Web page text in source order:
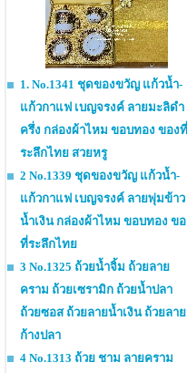
1. No.1341 ชุดของขวัญ แก้วน้ำ-
แก้วกาแฟ เบญจรงค์ ลายมะลิดำ
ครึ่ง กล่องผ้าไหม ขอบทอง ของที่
ระลึกไทย สวยหรู
2 No.1339 ชุดของขวัญ แก้วน้ำ-
แก้วกาแฟ เบญจรงค์ ลายพุ่มข้าว
น้ำเงิน กล่องผ้าไหม ขอบทอง ขอ
ที่ระลึกไทย
3 No.1325 ถ้วยน้ำจิ้ม ถ้วยลาย
คราม ถ้วยเซรามิก ถ้วยน้ำปลา
ถ้วยซอส ถ้วยลายน้ำเงิน ถ้วยลาย
ก้างปลา
4 No.1313 ถ้วย ชาม ลายคราม